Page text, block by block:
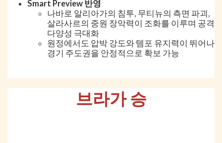
Smart Preview 반영
나바로 알리아가의 침투, 무티뉴의 측면 파괴,
살라사르의 중원 장악력이 조화를 이루며 공격
다양성 극대화
원정에서도 압박 강도와 템포 유지력이 뛰어나
경기 주도권을 안정적으로 확보 가능
브라가 승